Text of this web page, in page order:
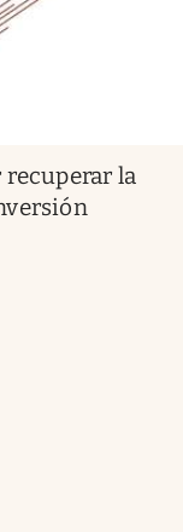
recuperar la